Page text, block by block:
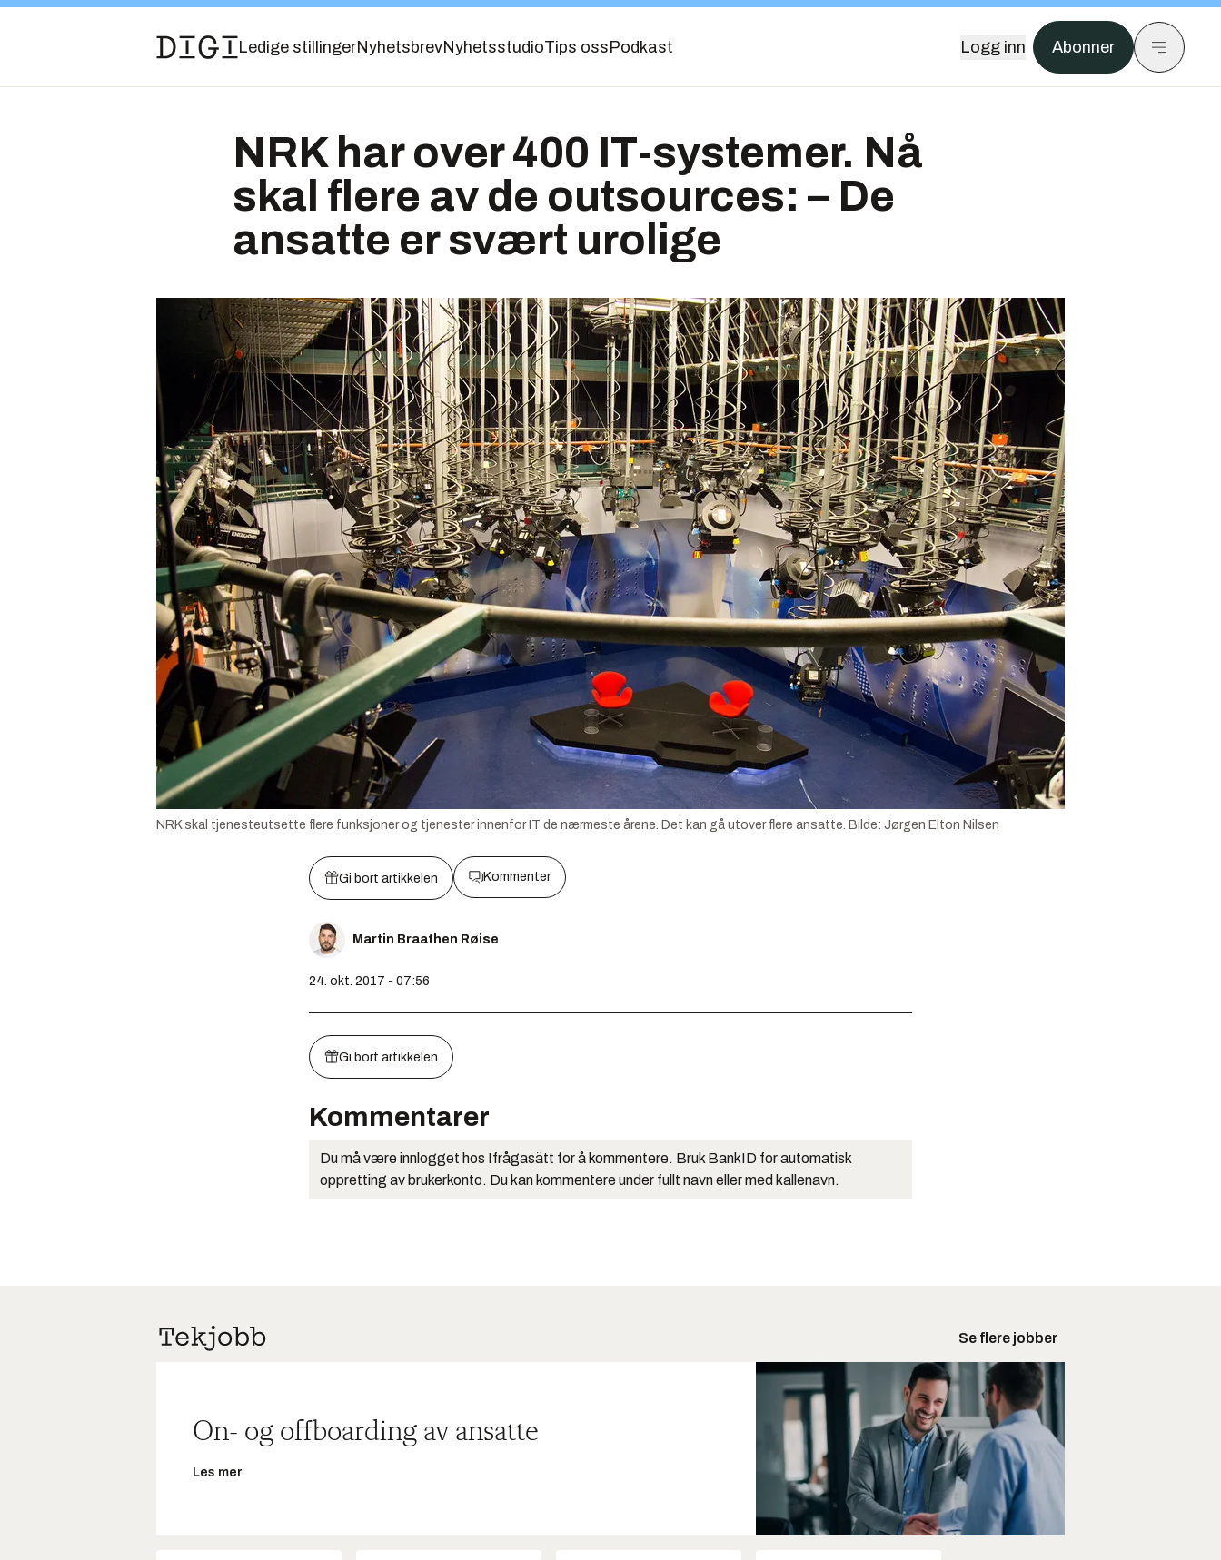
Ledige stillingerNyhetsbrevNyhetsstudioTips oss Podkast Logg inn Abonner
NRK har over 400 IT-systemer. Nå
skal flere av de outsources: – De
ansatte er svært urolige
NRK skal tjenesteutsette flere funksjoner og tjenester innenfor IT de nærmeste årene. Det kan gå utover flere ansatte. Bilde: Jørgen Elton Nilsen
Gi bort artikkelen Kommenter
Martin Braathen Røise
24. okt. 2017 - 07:56
Gi bort artikkelen
Kommentarer
Du må være innlogget hos Ifrågasätt for å kommentere. Bruk BankID for automatisk
oppretting av brukerkonto. Du kan kommentere under fullt navn eller med kallenavn.
Se flere jobber
On- og offboarding av ansatte
Les mer